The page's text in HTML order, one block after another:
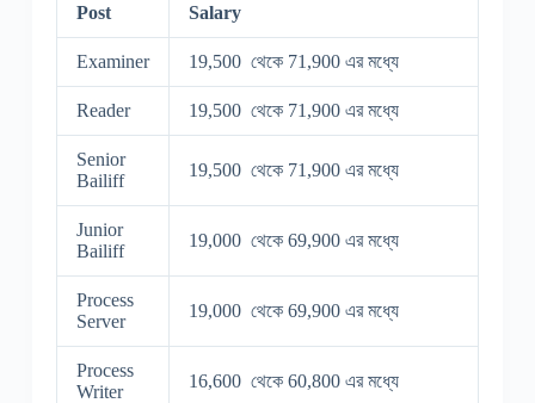
Post Salary
Examiner 19,500 থেকে 71,900 এর মধ্যে
Reader 19,500 থেকে 71,900 এর মধ্যে
Senior
Bailiff
19,500 থেকে 71,900 এর মধ্যে
Junior
Bailiff
19,000 থেকে 69,900 এর মধ্যে
Process
Server
19,000 থেকে 69,900 এর মধ্যে
Process
Writer
16,600 থেকে 60,800 এর মধ্যে